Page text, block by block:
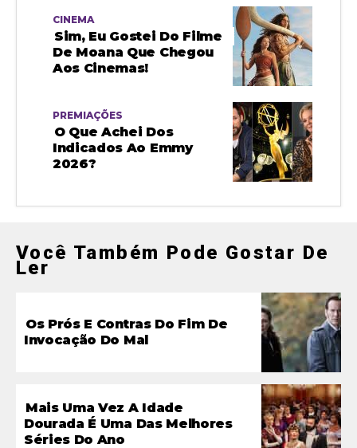
CINEMA
Sim, Eu Gostei Do Filme
De Moana Que Chegou
Aos Cinemas!
PREMIAÇÕES
O Que Achei Dos
Indicados Ao Emmy
2026?
Você Também Pode Gostar De
Ler
Os Prós E Contras Do Fim De
Invocação Do Mal
Mais Uma Vez A Idade
Dourada É Uma Das Melhores
Séries Do Ano